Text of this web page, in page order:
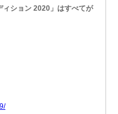
ィション 2020」はすべてが